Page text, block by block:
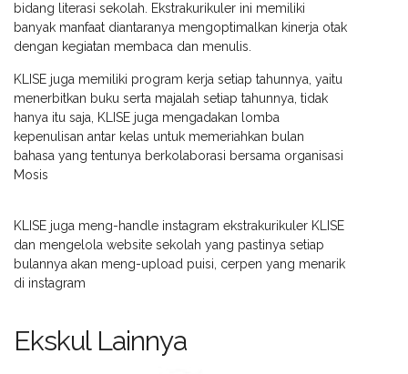
bidang literasi sekolah. Ekstrakurikuler ini memiliki
banyak manfaat diantaranya mengoptimalkan kinerja otak
dengan kegiatan membaca dan menulis.
KLISE juga memiliki program kerja setiap tahunnya, yaitu
menerbitkan buku serta majalah setiap tahunnya, tidak
hanya itu saja, KLISE juga mengadakan lomba
kepenulisan antar kelas untuk memeriahkan bulan
bahasa yang tentunya berkolaborasi bersama organisasi
Mosis
KLISE juga meng-handle instagram ekstrakurikuler KLISE
dan mengelola website sekolah yang pastinya setiap
bulannya akan meng-upload puisi, cerpen yang menarik
di instagram
Ekskul Lainnya